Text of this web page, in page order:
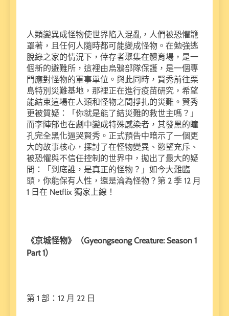
人類變異成怪物使世界陷入混亂，人們被恐懼籠
罩著，且任何人隨時都可能變成怪物。在勉強逃
脫綠之家的情況下，倖存者聚集在體育場，是一
個新的避難所，這裡由烏鴉部隊保護，是一個專
門應對怪物的軍事單位。與此同時，賢秀前往栗
島特別災難基地，那裡正在進行疫苗研究，希望
能結束這場在人類和怪物之間掙扎的災難。賢秀
更被質疑：「你就是能了結災難的救世主嗎？」
而李陣郁也在劇中變成特殊感染者，其發黑的瞳
孔完全黑化逼哭賢秀。正式預告中暗示了一個更
大的故事核心，探討了在怪物變異、慾望充斥、
被恐懼與不信任控制的世界中，拋出了最大的疑
問：「到底誰，是真正的怪物？」如今大難臨
頭，你能保有人性，還是淪為怪物？第 2 季 12 月
1 日在 Netflix 獨家上線！
《京城怪物》（Gyeongseong Creature: Season 1
Part 1）
第 1 部：12 月 22 日